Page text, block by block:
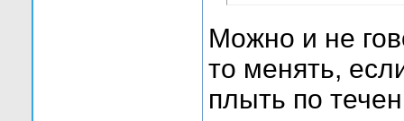
Можно и не
то менять,
плыть по